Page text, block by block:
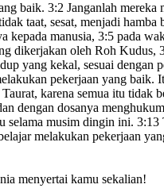
baik. 3:2 Janganlah mereka
taat, sesat, menjadi hamba
kepada manusia, 3:5 pada
dikerjakan oleh Roh Kudus,
yang kekal, sesuai dengan
pekerjaan yang baik.
karena semua itu tidak
dengan dosanya
selama musim dingin ini. 3:13
melakukan pekerjaan
menyertai kamu sekalian!